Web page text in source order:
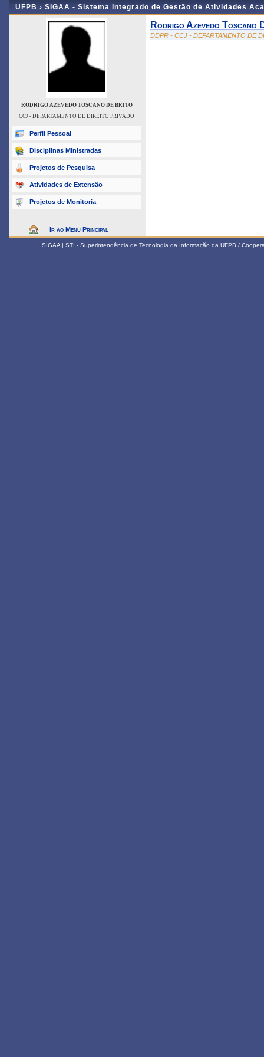
UFPB › SIGAA - Sistema Integrado de Gestão de Atividades
RODRIGO AZEVEDO TOSCANO DE BRITO
CCJ - DEPARTAMENTO DE DIREITO PRIVADO
Perfil Pessoal
Disciplinas Ministradas
Projetos de Pesquisa
Atividades de Extensão
Projetos de Monitoria
Ir ao Menu Principal
Rodrigo Azevedo Toscano
DDPR - CCJ - DEPARTAMENTO DE
SIGAA | STI - Superintendência de Tecnologia da Informação da UFPB /